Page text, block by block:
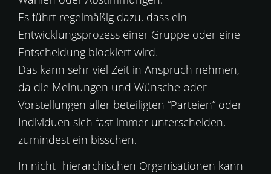
Es führt regelmäßig dazu, dass ein
Entwicklungsprozess einer Gruppe oder eine
Entscheidung blockiert wird.
Das kann sehr viel Zeit in Anspruch nehmen,
da die Meinungen und Wünsche oder
Vorstellungen aller beteiligten “Parteien” oder
Individuen sich fast immer unterscheiden,
zumindest ein bisschen.
In nicht- hierarchischen Organisationen kann